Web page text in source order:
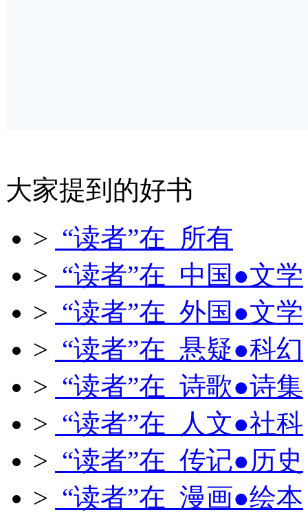
大家提到的好书
> “读者”在 所有
> “读者”在 中国●文学
> “读者”在 外国●文学
> “读者”在 悬疑●科幻
> “读者”在 诗歌●诗集
> “读者”在 人文●社科
> “读者”在 传记●历史
> “读者”在 漫画●绘本